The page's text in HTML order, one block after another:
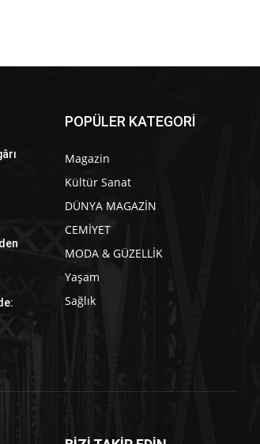
POPÜLER KATEGORİ
Magazin
Kültür Sanat
DÜNYA MAGAZİN
CEMİYET
MODA & GÜZELLİK
Yaşam
Sağlık